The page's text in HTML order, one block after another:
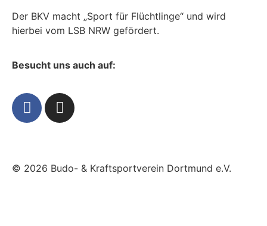
Der BKV macht „Sport für Flüchtlinge“ und wird
hierbei vom LSB NRW gefördert.
Besucht uns auch auf:
© 2026 Budo- & Kraftsportverein Dortmund e.V.